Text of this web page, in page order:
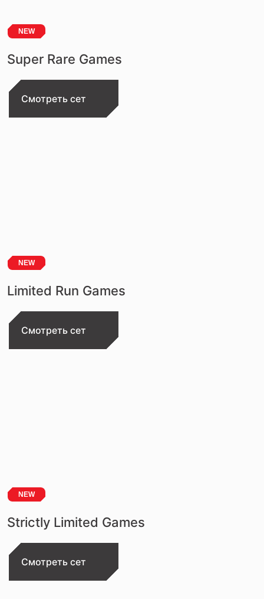
NEW
Super Rare Games
Смотреть сет
NEW
Limited Run Games
Смотреть сет
NEW
Strictly Limited Games
Смотреть сет